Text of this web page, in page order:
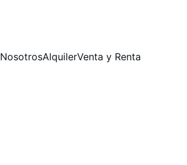
NosotrosAlquilerVenta y Renta